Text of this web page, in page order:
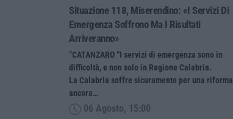
Situazione 118, Miserendino: «I Servizi Di
Emergenza Soffrono Ma I Risultati
Arriveranno»
“CATANZARO “I servizi di emergenza sono in
difficoltà, e non solo in Regione Calabria.
La Calabria soffre sicuramente per una riforma
ancora…
06 Agosto, 15:00